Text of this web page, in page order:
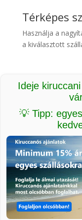
Térképes
Használja a
a kiválasztott
Ideje
💡 Tipp: